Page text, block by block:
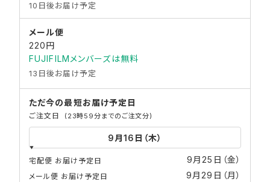
10日後お届け予定
メール便
220円
FUJIFILMメンバーズは無料
13日後お届け予定
ただ今の最短お届け予定日
ご注文日 (23時59分までのご注文分)
宅配便 お届け予定日 9月25日（金）
メール便 お届け予定日 9月29日（月）